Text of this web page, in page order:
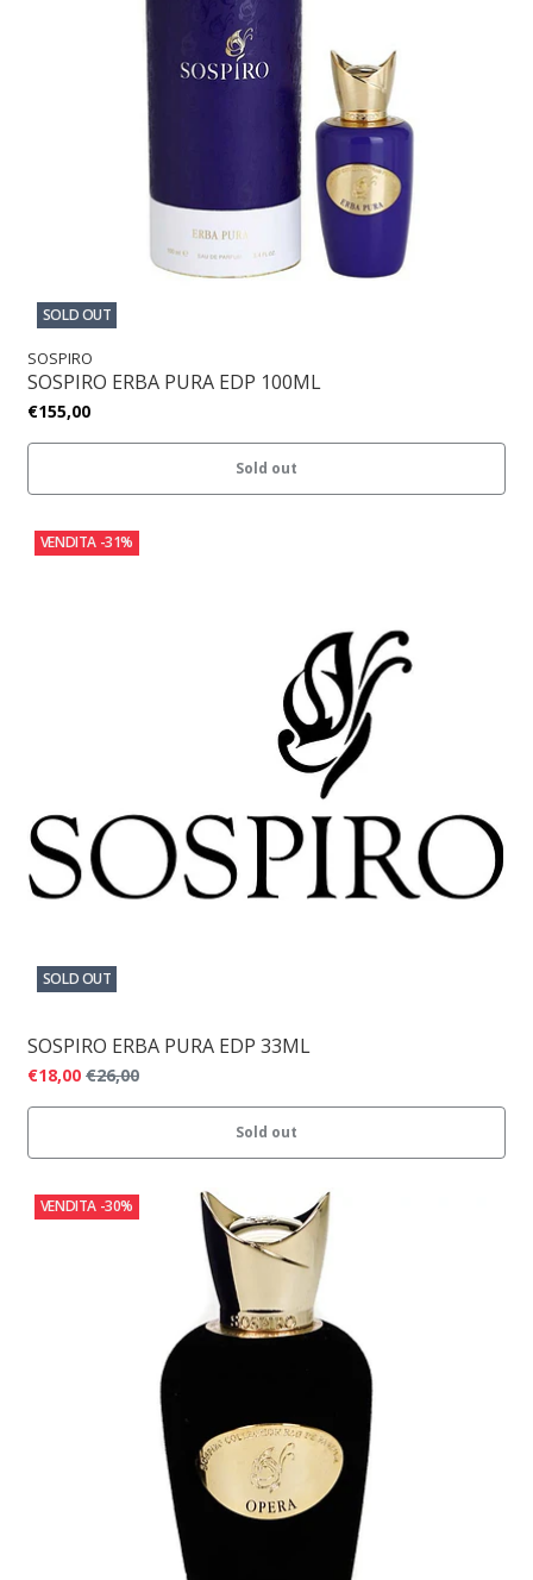
SOLD OUT
SOSPIRO
SOSPIRO ERBA PURA EDP 100ML
€155,00
Sold out
VENDITA -31%
SOLD OUT
SOSPIRO ERBA PURA EDP 33ML
€18,00 €26,00
Sold out
VENDITA -30%